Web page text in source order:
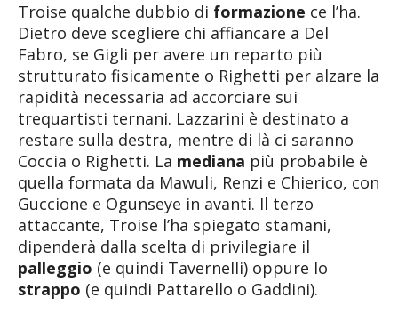
Troise qualche dubbio di formazione ce l’ha.
Dietro deve scegliere chi affiancare a Del
Fabro, se Gigli per avere un reparto più
strutturato fisicamente o Righetti per alzare la
rapidità necessaria ad accorciare sui
trequartisti ternani. Lazzarini è destinato a
restare sulla destra, mentre di là ci saranno
Coccia o Righetti. La mediana più probabile è
quella formata da Mawuli, Renzi e Chierico, con
Guccione e Ogunseye in avanti. Il terzo
attaccante, Troise l’ha spiegato stamani,
dipenderà dalla scelta di privilegiare il
palleggio (e quindi Tavernelli) oppure lo
strappo (e quindi Pattarello o Gaddini).